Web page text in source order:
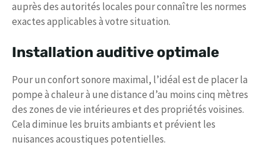
auprès des autorités locales pour connaître les normes
exactes applicables à votre situation.
Installation auditive optimale
Pour un confort sonore maximal, l’idéal est de placer la
pompe à chaleur à une distance d’au moins cinq mètres
des zones de vie intérieures et des propriétés voisines.
Cela diminue les bruits ambiants et prévient les
nuisances acoustiques potentielles.